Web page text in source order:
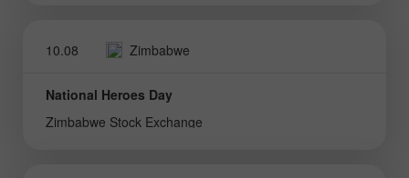
10.08 Zimbabwe
National Heroes Day
Zimbabwe Stock Exchange